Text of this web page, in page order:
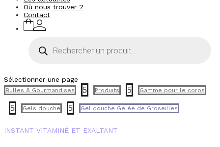
Où nous trouver ?
Contact
produits
Sélectionner une page
Bulles & Gourmandises 5 Produits 5 Gamme pour le corps
5 Gels douche 5 Gel douche Gelée de Groseilles
INSTANT VITAMINÉ ET EXALTANT